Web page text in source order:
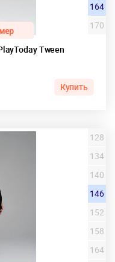
Tween
164
170
Купить
128
134
140
146
152
158
164